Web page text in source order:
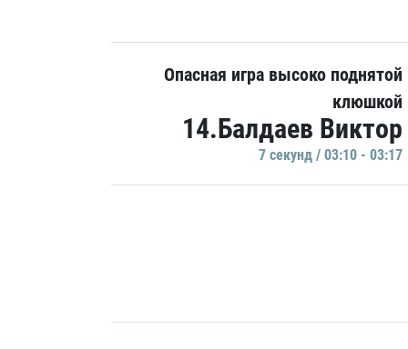
Опасная игра высоко поднятой
клюшкой
14.Балдаев Виктор
7 секунд / 03:10 - 03:17